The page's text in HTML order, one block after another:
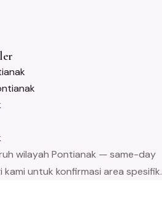
wilayah Pontianak — same-day
untuk konfirmasi area spesifik.